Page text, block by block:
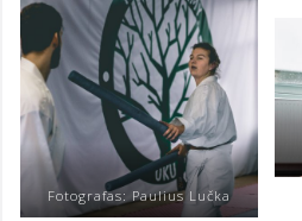
Fotografas: Paulius Lučka